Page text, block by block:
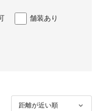
舗装あり